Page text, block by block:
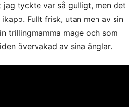
jag tyckte var så gulligt, men det
Fullt frisk, utan men av sin
trillingmamma mage och som
övervakad av sina änglar.